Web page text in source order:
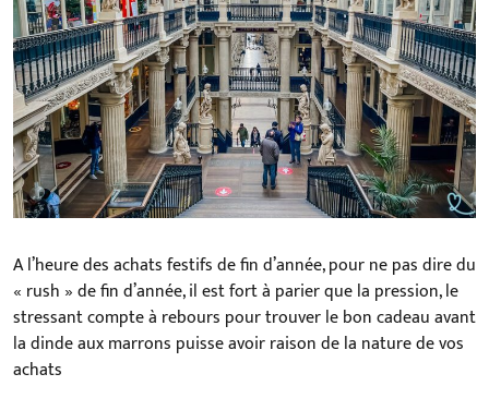
A l’heure des achats festifs de fin d’année, pour ne pas dire du
« rush » de fin d’année, il est fort à parier que la pression, le
stressant compte à rebours pour trouver le bon cadeau avant
la dinde aux marrons puisse avoir raison de la nature de vos
achats